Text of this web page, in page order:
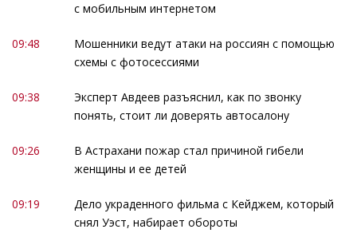
с мобильным интернетом
09:48
Мошенники ведут атаки на россиян с помощью
схемы с фотосессиями
09:38
Эксперт Авдеев разъяснил, как по звонку
понять, стоит ли доверять автосалону
09:26
В Астрахани пожар стал причиной гибели
женщины и ее детей
09:19
Дело украденного фильма с Кейджем, который
снял Уэст, набирает обороты